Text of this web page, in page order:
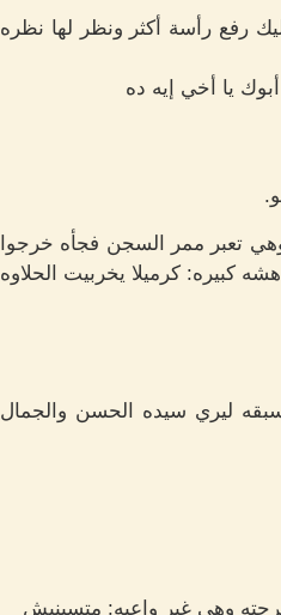
رفع رأسة أكثر ونظر لها نظره
يا أخي إيه ده
تعبر ممر السجن فجأه خرجوا
كبيره: كرميلا يخربيت الحلاوه
ليري سيده الحسن والجمال
وهي غير واعيه: متسبنيش